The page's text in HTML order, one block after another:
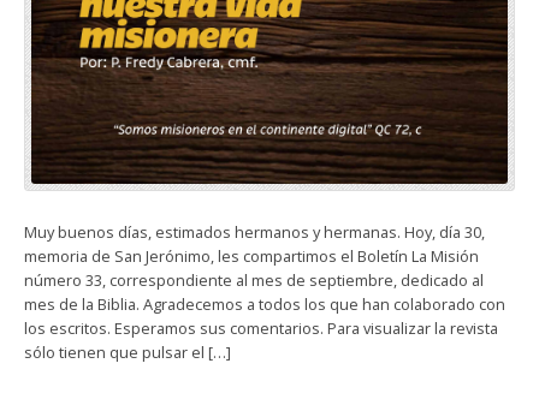
Muy buenos días, estimados hermanos y hermanas. Hoy, día 30,
memoria de San Jerónimo, les compartimos el Boletín La Misión
número 33, correspondiente al mes de septiembre, dedicado al
mes de la Biblia. Agradecemos a todos los que han colaborado con
los escritos. Esperamos sus comentarios. Para visualizar la revista
sólo tienen que pulsar el […]